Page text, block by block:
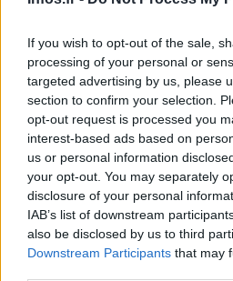
If you wish to opt-out of the sale,
processing of your personal or
targeted advertising by us, please
section to confirm your selection.
opt-out request is processed you
interest-based ads based on
us or personal information
your opt-out. You may separately
disclosure of your personal
IAB’s list of downstream
also be disclosed by us to third
Downstream Participants that may
Néanmoins, il a été constaté
prendreavecréserve dans
les fatigues ou les excès de
Une solution moderne applicable
l’utilisation des détecteurs
aux exigences des uns et des
Pour pouvoir s’en procurer, il
PhantomAlert.
com.